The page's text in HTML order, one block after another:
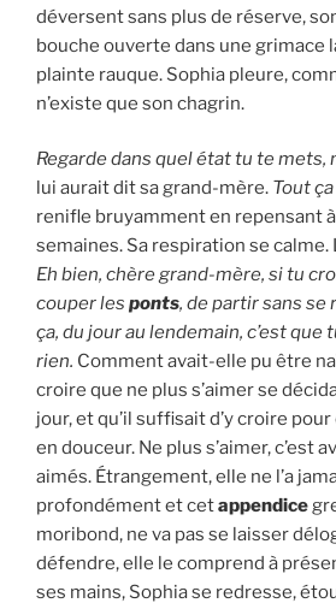
déversent sans plus de réserve,
bouche ouverte dans une grimace
plainte rauque. Sophia pleure,
n’existe que son chagrin.
Regarde dans quel état tu te mets,
lui aurait dit sa grand-mère. Tout
renifle bruyamment en repensant
semaines. Sa respiration se
Eh bien, chère grand-mère, si tu
couper les ponts, de partir sans
ça, du jour au lendemain, c’est que
rien. Comment avait-elle pu être
croire que ne plus s’aimer se
jour, et qu’il suffisait d’y croire
en douceur. Ne plus s’aimer, c’est
aimés. Étrangement, elle ne l’a
profondément et cetappendice
moribond, ne va pas se laisser
défendre, elle le comprend à
ses mains, Sophia se redresse,